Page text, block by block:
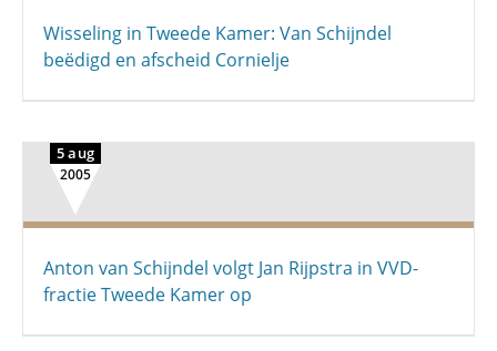
Wisseling in Tweede Kamer: Van Schijndel
beëdigd en afscheid Cornielje
5 aug
2005
Anton van Schijndel volgt Jan Rijpstra in VVD-
fractie Tweede Kamer op